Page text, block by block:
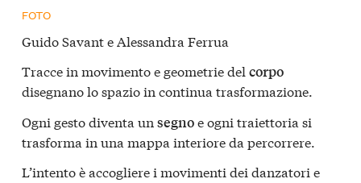
FOTO
Guido Savant e Alessandra Ferrua
Tracce in movimento e geometrie del corpo
disegnano lo spazio in continua trasformazione.
Ogni gesto diventa un segnoe ogni traiettoria si
trasforma in una mappa interiore da percorrere.
L’intento è accogliere i movimenti dei danzatori e